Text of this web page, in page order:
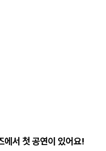
에서 첫 공연이 있어요!